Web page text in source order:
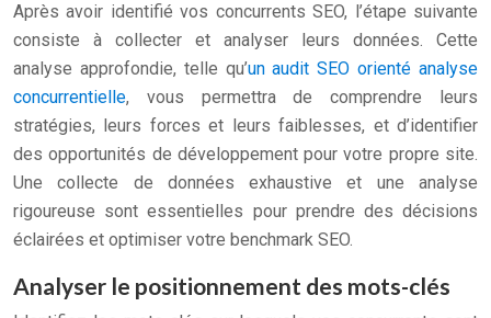
Après avoir identifié vos concurrents SEO, l’étape suivante
consiste à collecter et analyser leurs données. Cette
analyse approfondie, telle qu’un audit SEO orienté analyse
concurrentielle, vous permettra de comprendre leurs
stratégies, leurs forces et leurs faiblesses, et d’identifier
des opportunités de développement pour votre propre site.
Une collecte de données exhaustive et une analyse
rigoureuse sont essentielles pour prendre des décisions
éclairées et optimiser votre benchmark SEO.
Analyser le positionnement des mots-clés